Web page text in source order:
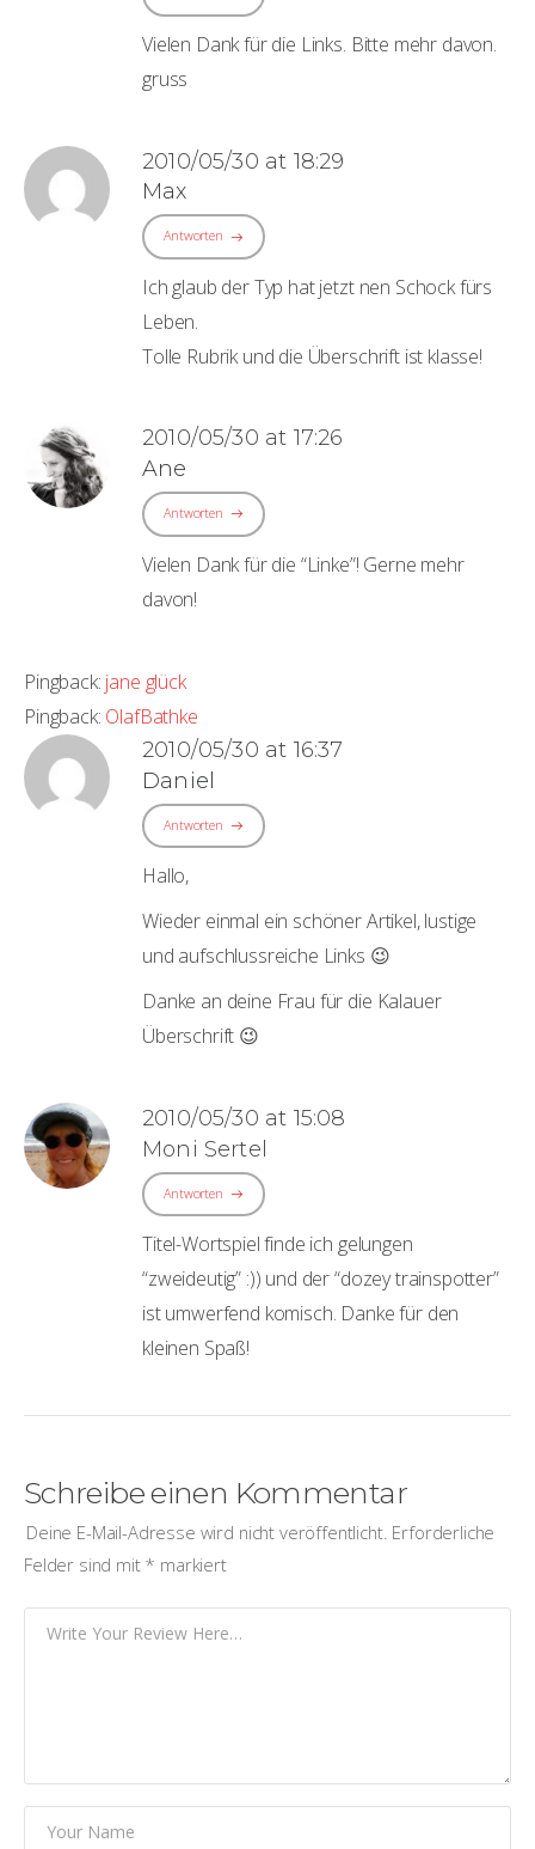
Vielen Dank für die Links. Bitte mehr davon.
gruss
2010/05/30 at 18:29
Max
Antworten
Ich glaub der Typ hat jetzt nen Schock fürs
Leben.
Tolle Rubrik und die Überschrift ist klasse!
2010/05/30 at 17:26
Ane
Antworten
Vielen Dank für die “Linke”! Gerne mehr
davon!
Pingback: jane glück
Pingback: OlafBathke
2010/05/30 at 16:37
Daniel
Antworten
Hallo,
Wieder einmal ein schöner Artikel, lustige
und aufschlussreiche Links 😉
Danke an deine Frau für die Kalauer
Überschrift 😉
2010/05/30 at 15:08
Moni Sertel
Antworten
Titel-Wortspiel finde ich gelungen
“zweideutig” :)) und der “dozey trainspotter”
ist umwerfend komisch. Danke für den
kleinen Spaß!
Schreibe einen Kommentar
Deine E-Mail-Adresse wird nicht veröffentlicht. Erforderliche
Felder sind mit * markiert